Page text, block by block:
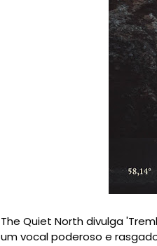
The Quiet North divulga
um vocal poderoso e